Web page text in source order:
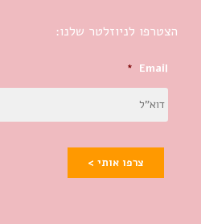
הצטרפו לניוזלטר שלנו:
Email
*
צרפו אותי >